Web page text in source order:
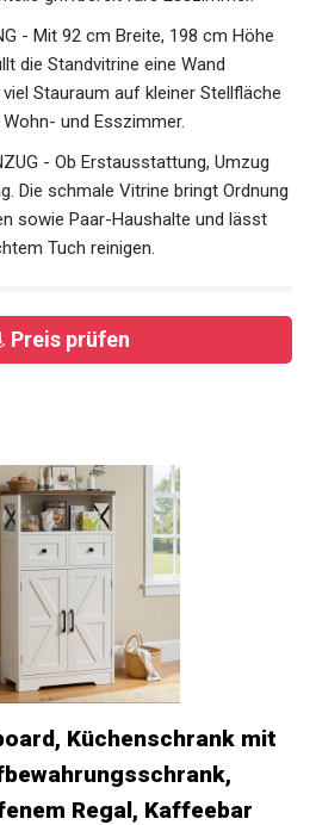
- Mit 92 cm Breite, 198 cm Höhe
die Standvitrine eine Wand
Stauraum auf kleiner Stellfläche
und Esszimmer.
- Ob Erstausstattung, Umzug
Die schmale Vitrine bringt Ordnung
sowie Paar-Haushalte und lässt
Tuch reinigen.
Preis prüfen
Küchenschrank mit
Regal, Kaffeebar